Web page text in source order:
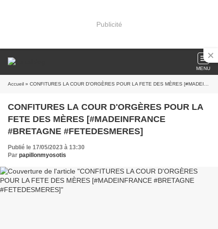
Publicité
MENU
Accueil » CONFITURES LA COUR D'ORGÈRES POUR LA FETE DES MÈRES [#MADEINFRANCE #BRETAGNE #FETEDESMERES]
CONFITURES LA COUR D'ORGÈRES POUR LA
FETE DES MÈRES [#MADEINFRANCE
#BRETAGNE #FETEDESMERES]
Publié le 17/05/2023 à 13:30
Par papillonmyosotis